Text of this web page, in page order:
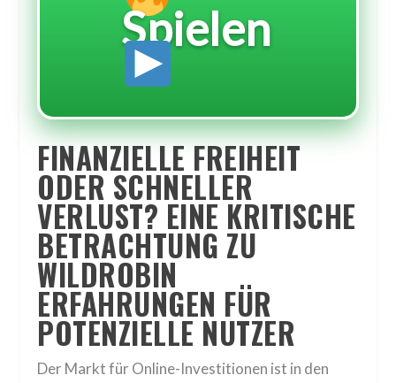
Spielen
FINANZIELLE FREIHEIT
ODER SCHNELLER
VERLUST? EINE KRITISCHE
BETRACHTUNG ZU
WILDROBIN
ERFAHRUNGEN FÜR
POTENZIELLE NUTZER
Der Markt für Online-Investitionen ist in den